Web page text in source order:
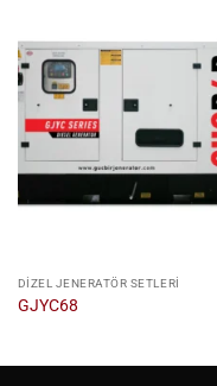
DIZEL JENERATÖR SETLERI
GJYC68